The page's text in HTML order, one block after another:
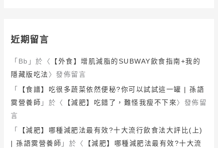
近期留言
「 Bb 」於〈
【外食】增肌減脂的SUBWAY飲食指南+我的
隱藏版吃法 〉發佈留言
「
【食譜】吃很多蔬菜依然便秘?你可以試試這一罐 | 孫語
霙營養師 」於〈 【減肥】吃錯了，難怪我瘦不下來〉發佈留
言
「
【減肥】哪種減肥法最有效?十大流行飲食法大評比(上)
| 孫語霙營養師 」於〈
【減肥】哪種減肥法最有效?十大流